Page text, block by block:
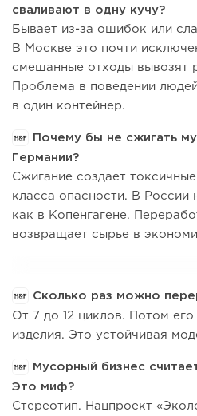
сваливают в одну кучу?
Бывает из-за ошибок или
В Москве это почти
смешанные отходы вывозят
Проблема в поведении
в один контейнер.
Почему бы не сжигать
Германии?
Сжигание создает
класса опасности. В России
как в Копенгагене.
возвращает сырье в
Сколько раз можно
От 7 до 12 циклов. Потом
изделия. Это устойчивая
Мусорный бизнес
Это миф?
Стереотип. Нацпроект